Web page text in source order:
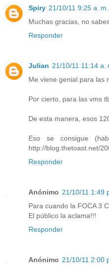
Spiry 21/10/11 9:25 a. m.
Muchas gracias, no
Responder
Julian 21/10/11 11:14 a.
Me viene genial para las
Por cierto, para las vms
De esta manera, esos
Eso se consigue
http://blog.thetoast.net/
Responder
Anónimo 21/10/11 1:49
Para cuando la FOCA 3
El público la aclama!!!
Responder
Anónimo 21/10/11 2:00